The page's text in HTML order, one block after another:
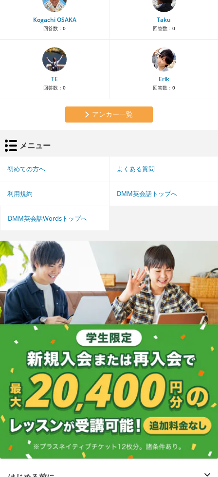
Kogachi OSAKA
回答数： 0
Taku
回答数： 0
TE
回答数： 0
Erik
回答数： 0
アンカー一覧
メニュー
初めての方へ よくある質問
利用規約 DMM英会話トップへ
DMM英会話Wordsトップへ